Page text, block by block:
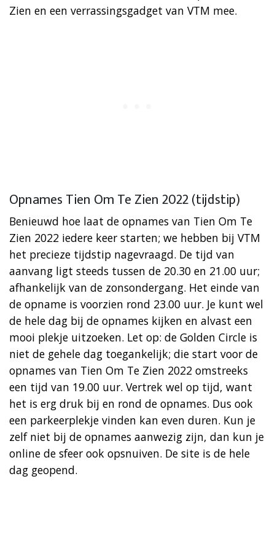
Zien en een verrassingsgadget van VTM mee.
Opnames Tien Om Te Zien 2022 (tijdstip)
Benieuwd hoe laat de opnames van Tien Om Te
Zien 2022 iedere keer starten; we hebben bij VTM
het precieze tijdstip nagevraagd. De tijd van
aanvang ligt steeds tussen de 20.30 en 21.00 uur;
afhankelijk van de zonsondergang. Het einde van
de opname is voorzien rond 23.00 uur. Je kunt wel
de hele dag bij de opnames kijken en alvast een
mooi plekje uitzoeken. Let op: de Golden Circle is
niet de gehele dag toegankelijk; die start voor de
opnames van Tien Om Te Zien 2022 omstreeks
een tijd van 19.00 uur. Vertrek wel op tijd, want
het is erg druk bij en rond de opnames. Dus ook
een parkeerplekje vinden kan even duren. Kun je
zelf niet bij de opnames aanwezig zijn, dan kun je
online de sfeer ook opsnuiven. De site is de hele
dag geopend.